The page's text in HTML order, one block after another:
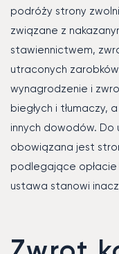
podróży strony
związane z
stawiennictwem,
utraconych
wynagrodzenie i
biegłych i tłumaczy,
innych dowodów. Do
obowiązana jest
podlegające
ustawa stanowi